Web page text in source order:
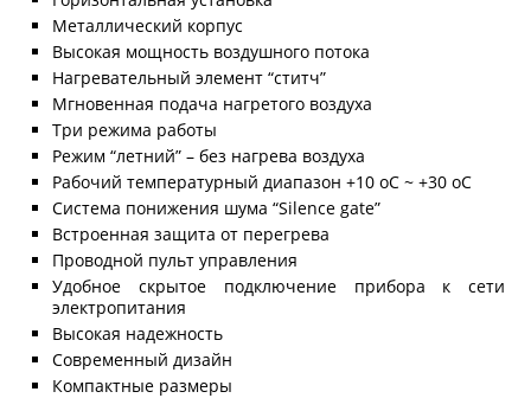
Металлический корпус
Высокая мощность воздушного потока
Нагревательный элемент “ститч”
Мгновенная подача нагретого воздуха
Три режима работы
Режим “летний” – без нагрева воздуха
Рабочий температурный диапазон +10оС ~ +30оС
Система понижения шума “Silence gate”
Встроенная защита от перегрева
Проводной пульт управления
Удобное скрытое подключение прибора к сети
электропитания
Высокая надежность
Современный дизайн
Компактные размеры